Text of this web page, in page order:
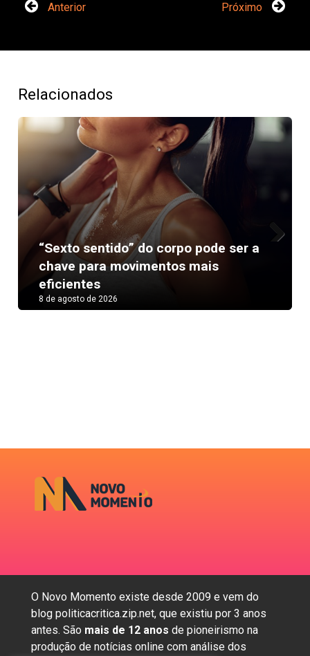
Anterior Próximo
Relacionados
“Sexto sentido” do corpo pode ser a
chave para movimentos mais
eficientes
8 de agosto de 2026
O Novo Momento existe desde 2009 e vem do
blog politicacritica.zip.net, que existiu por 3 anos
antes. São mais de 12 anos de pioneirismo na
produção de notícias online com análise dos